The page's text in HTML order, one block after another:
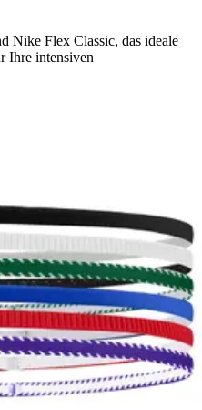
Nike Flex Classic, das ideale
Ihre intensiven